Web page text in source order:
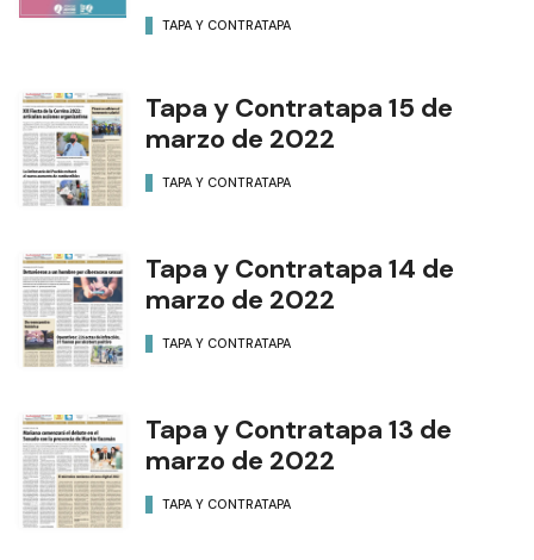
TAPA Y CONTRATAPA
Tapa y Contratapa 15 de
marzo de 2022
TAPA Y CONTRATAPA
Tapa y Contratapa 14 de
marzo de 2022
TAPA Y CONTRATAPA
Tapa y Contratapa 13 de
marzo de 2022
TAPA Y CONTRATAPA